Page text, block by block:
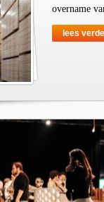
overname
lees